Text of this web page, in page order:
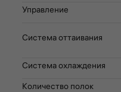
Управление
Система оттаивания
Система охлаждения
Количество полок